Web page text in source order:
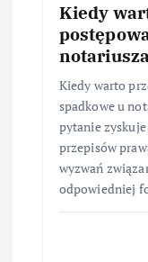
Kiedy
Kiedy warto
spadkowe u
pytanie
przepisów
wyzwań
odpowiedniej